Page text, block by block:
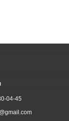
04-45